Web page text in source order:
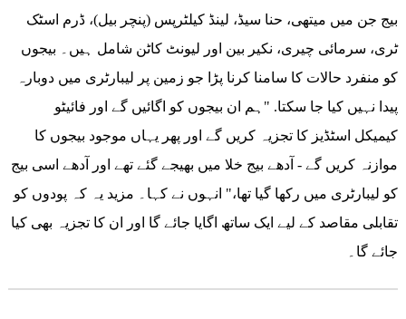
بیج جن میں میتھی، حنا سیڈ، لینڈ کیلٹرپس (پنچر بیل)، ڈرم اسٹک
ٹری، سرمائی چیری، نکیر بین اور لیونٹ کاٹن شامل ہیں۔ بیجوں
کو منفرد حالات کا سامنا کرنا پڑا جو زمین پر لیبارٹری میں دوبارہ
پیدا نہیں کیا جا سکتا. "ہم ان بیجوں کو اگائیں گے اور فائیٹو
کیمیکل اسٹڈیز کا تجزیہ کریں گے اور پھر یہاں موجود بیجوں کا
موازنہ کریں گے - آدھے بیج خلا میں بھیجے گئے تھے اور آدھے اسی بیج
کو لیبارٹری میں رکھا گیا تھا،" انہوں نے کہا۔ مزید یہ کہ پودوں کو
تقابلی مقاصد کے لیے ایک ساتھ اگایا جائے گا اور ان کا تجزیہ بھی کیا
جائے گا۔